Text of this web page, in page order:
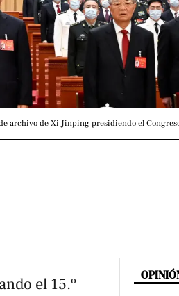
archivo de Xi Jinping presidiendo el
el 15.º